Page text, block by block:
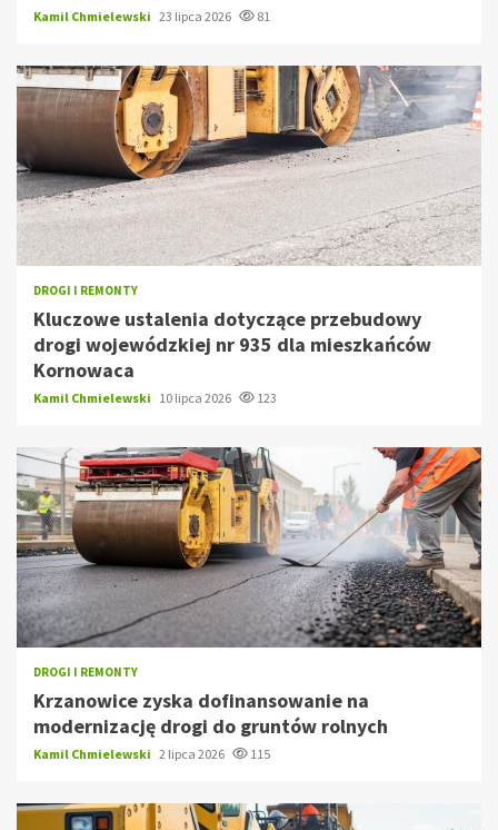
Kamil Chmielewski 23 lipca 2026 81
DROGI I REMONTY
Kluczowe ustalenia dotyczące przebudowy
drogi wojewódzkiej nr 935 dla mieszkańców
Kornowaca
Kamil Chmielewski 10 lipca 2026 123
DROGI I REMONTY
Krzanowice zyska dofinansowanie na
modernizację drogi do gruntów rolnych
Kamil Chmielewski 2 lipca 2026 115